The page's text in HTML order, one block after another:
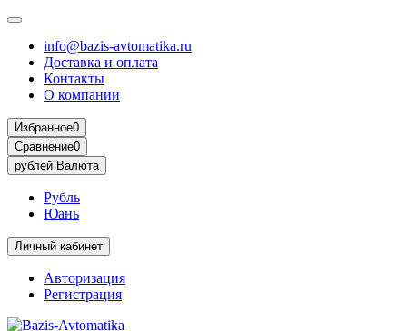
info@bazis-avtomatika.ru
Доставка и оплата
Контакты
О компании
Избранное0
Сравнение0
рублей Валюта
Рубль
Юань
Личный кабинет
Авторизация
Регистрация